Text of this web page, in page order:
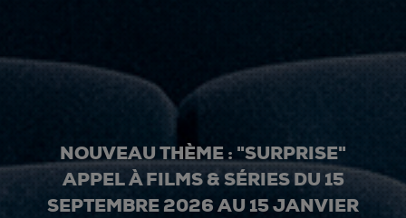
NOUVEAU THÈME : "SURPRISE"
APPEL À FILMS & SÉRIES DU 15
SEPTEMBRE 2026 AU 15 JANVIER